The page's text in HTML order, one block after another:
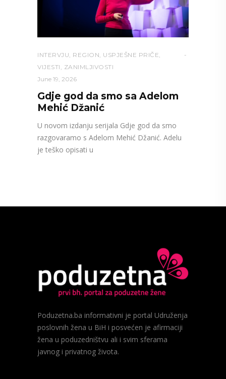
INTERVJU REGION USPJEŠNE PRIČE
VIJESTI
ZANIMLJIVOSTI
June 19, 2026
Gdje god da smo sa Adelom
Mehić Džanić
U novom izdanju serijala Gdje god da smo
razgovaramo s Adelom Mehić Džanić. Adelu
je teško opisati u
Poduzetna.ba informativni je portal Udruženja
poslovnih žena u BiH i posvećen je afirmaciji
žena u poduzedništvu ali i svim sferama
javnog i privatnog života.